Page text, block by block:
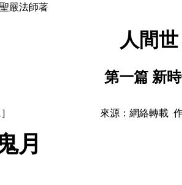
嚴法師著
人間
第一篇 新
來源：網絡轉載
月